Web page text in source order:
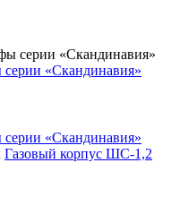
«Скандинавия»
«Скандинавия»
Газовый корпус ШС-1,2